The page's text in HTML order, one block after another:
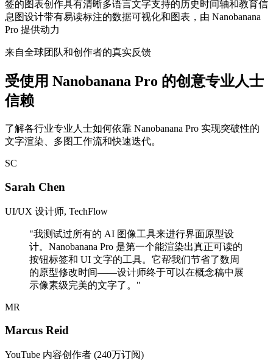
签的图表创作具有清晰多语言文字支持的历史时间轴和教育信
息图设计带有易读标注的数据可视化和图表，由 Nanobanana
Pro 提供动力
来自全球团队和创作者的真实反馈
受使用 Nanobanana Pro 的创意专业人士
信赖
了解各行业专业人士如何依靠 Nanobanana Pro 实现突破性的
文字渲染、多图工作流和快速迭代。
SC
Sarah Chen
UI/UX 设计师, TechFlow
"我测试过所有的 AI 图像工具来进行界面原型设
计。Nanobanana Pro 是第一个能渲染出真正可读的
按钮标签和 UI 文字的工具。它帮我们节省了数周
的原型修改时间——设计师终于可以在概念稿中展
示像素级完美的文字了。 "
MR
Marcus Reid
YouTube 内容创作者 (240万订阅)